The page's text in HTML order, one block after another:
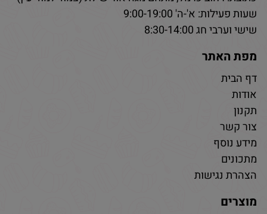
שעות פעילות: א'-ה' 9:00-19:00
שישי וערבי חג 8:30-14:00
מפת האתר
דף הבית
אודות
תקנון
צור קשר
מידע נוסף
מתכונים
הצהרת נגישות
מוצרים